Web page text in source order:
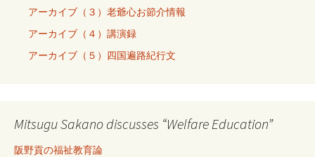
アーカイブ（３）老爺心お節介情報
アーカイブ（４）講演録
アーカイブ（５）四国遍路紀行文
Mitsugu Sakano discusses “Welfare Education”
阪野貢の福祉教育論